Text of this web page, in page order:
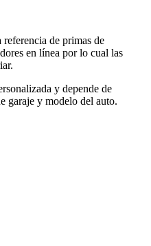
de primas de
en línea por lo cual las
y depende de
garaje y modelo del auto.